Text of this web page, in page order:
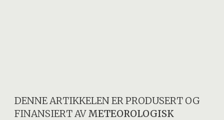
DENNE ARTIKKELEN ER PRODUSERT OG
FINANSIERT AVMETEOROLOGISK